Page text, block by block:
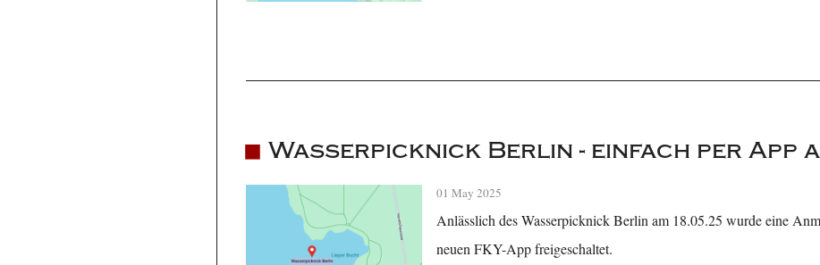
Wasserpicknick Berlin - einfach per App
01 May 2025
Anlässlich des Wasserpicknick Berlin am 18.05.25 wurde eine
neuen FKY-App freigeschaltet.